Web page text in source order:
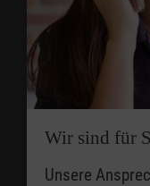
Wir sind für
Unsere